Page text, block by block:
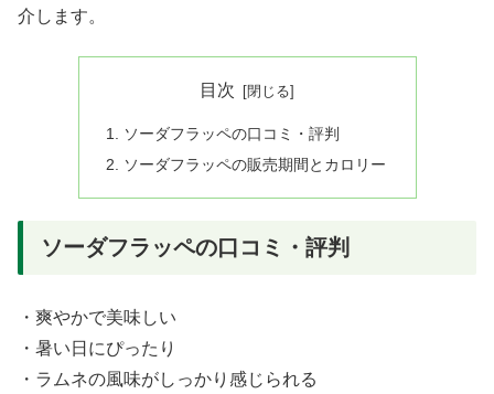
介します。
目次
ソーダフラッペの口コミ・評判
ソーダフラッペの販売期間とカロリー
ソーダフラッペの口コミ・評判
・爽やかで美味しい
・暑い日にぴったり
・ラムネの風味がしっかり感じられる